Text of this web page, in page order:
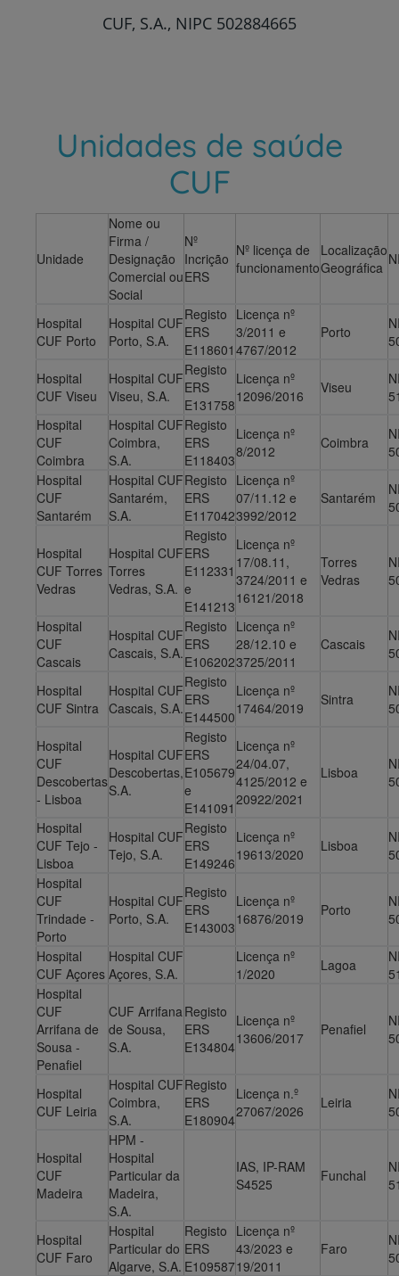
CUF, S.A., NIPC 502884665
Unidades de saúde
CUF
Unidade
Nome ou
Firma /
Designação
Comercial ou
Social
Nº
Incrição
ERS
Nº licença de
funcionamento
Localização
Geográfica
Hospital
CUF Porto
Hospital CUF
Porto, S.A.
Registo
ERS
E118601
Licença nº
3/2011 e
4767/2012
Porto
Hospital
CUF Viseu
Hospital CUF
Viseu, S.A.
Registo
ERS
E131758
Licença nº
12096/2016
Viseu
Hospital
CUF
Coimbra
Hospital CUF
Coimbra,
S.A.
Registo
ERS
E118403
Licença nº
8/2012
Coimbra
Hospital
CUF
Santarém
Hospital CUF
Santarém,
S.A.
Registo
ERS
E117042
Licença nº
07/11.12 e
3992/2012
Santarém
Hospital
CUF Torres
Vedras
Hospital CUF
Torres
Vedras, S.A.
Registo
ERS
E112331
e
E141213
Licença nº
17/08.11,
3724/2011 e
16121/2018
Torres
Vedras
Hospital
CUF
Cascais
Hospital CUF
Cascais, S.A.
Registo
ERS
E106202
Licença nº
28/12.10 e
3725/2011
Cascais
Hospital
CUF Sintra
Hospital CUF
Cascais, S.A.
Registo
ERS
E144500
Licença nº
17464/2019
Sintra
Hospital
CUF
Descobertas
- Lisboa
Hospital CUF
Descobertas,
S.A.
Registo
ERS
E105679
e
E141091
Licença nº
24/04.07,
4125/2012 e
20922/2021
Lisboa
Hospital
CUF Tejo -
Lisboa
Hospital CUF
Tejo, S.A.
Registo
ERS
E149246
Licença nº
19613/2020
Lisboa
Hospital
CUF
Trindade -
Porto
Hospital CUF
Porto, S.A.
Registo
ERS
E143003
Licença nº
16876/2019
Porto
Hospital
CUF Açores
Hospital CUF
Açores, S.A.
Licença nº
1/2020
Lagoa
Hospital
CUF
Arrifana de
Sousa -
Penafiel
CUF Arrifana
de Sousa,
S.A.
Registo
ERS
E134804
Licença nº
13606/2017
Penafiel
Hospital
CUF Leiria
Hospital CUF
Coimbra,
S.A.
Registo
ERS
E180904
Licença n.º
27067/2026
Leiria
Hospital
CUF
Madeira
HPM -
Hospital
Particular da
Madeira,
S.A.
IAS, IP-RAM
S4525
Funchal
Hospital
CUF Faro
Hospital
Particular do
Algarve, S.A.
Registo
ERS
E109587
Licença nº
43/2023 e
19/2011
Faro